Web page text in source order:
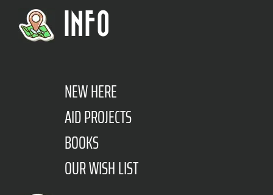
INFO
NEW HERE
AID PROJECTS
BOOKS
OUR WISH LIST